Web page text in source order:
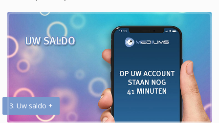
3. Uw saldo +